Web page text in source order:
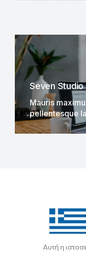
Seven Studio
Mauris
pellentesque
Αυτή η